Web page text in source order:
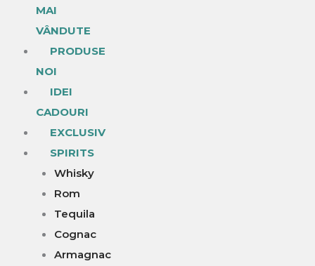
MAI
VÂNDUTE
PRODUSE
NOI
IDEI
CADOURI
EXCLUSIV
SPIRITS
Whisky
Rom
Tequila
Cognac
Armagnac